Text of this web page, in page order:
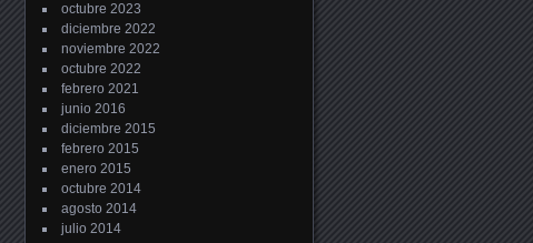
octubre 2023
diciembre 2022
noviembre 2022
octubre 2022
febrero 2021
junio 2016
diciembre 2015
febrero 2015
enero 2015
octubre 2014
agosto 2014
julio 2014